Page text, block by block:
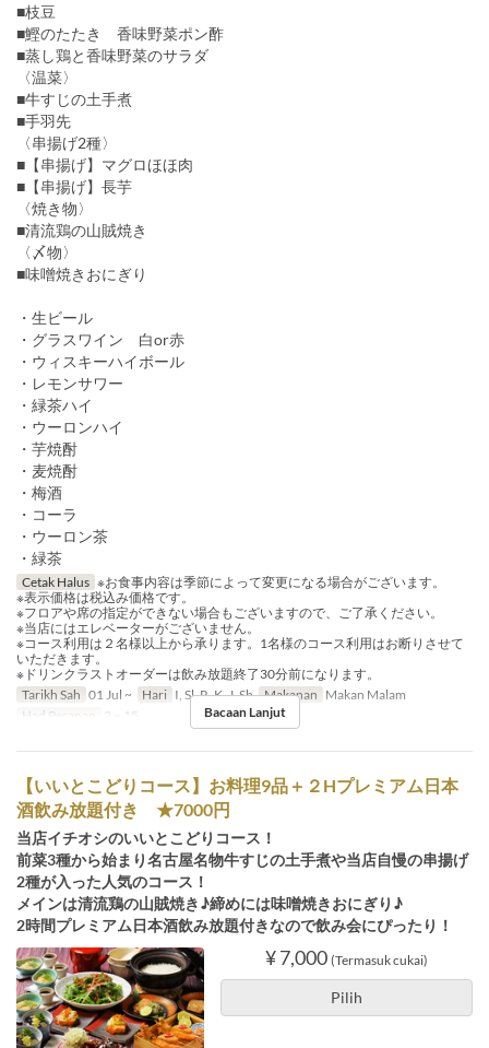
■枝豆
■鰹のたたき 香味野菜ポン酢
■蒸し鶏と香味野菜のサラダ
〈温菜〉
■牛すじの土手煮
■手羽先
〈串揚げ2種〉
■【串揚げ】マグロほほ肉
■【串揚げ】長芋
〈焼き物〉
■清流鶏の山賊焼き
〈〆物〉
■味噌焼きおにぎり
・生ビール
・グラスワイン 白or赤
・ウィスキーハイボール
・レモンサワー
・緑茶ハイ
・ウーロンハイ
・芋焼酎
・麦焼酎
・梅酒
・コーラ
・ウーロン茶
・緑茶
Cetak Halus ※お食事内容は季節によって変更になる場合がございます。
※表示価格は税込み価格です。
※フロアや席の指定ができない場合もございますので、ご了承ください。
※当店にはエレベーターがございません。
※コース利用は２名様以上から承ります。1名様のコース利用はお断りさせて
いただきます。
※ドリンクラストオーダーは飲み放題終了30分前になります。
Tarikh Sah 01 Jul ~ Hari I, Sl, R, K, J, Sb Makanan Makan Malam
Had Pesanan
2 ~ 15 Bacaan Lanjut
【いいとこどりコース】お料理9品＋２Hプレミアム日本
酒飲み放題付き ★7000円
当店イチオシのいいとこどりコース！
前菜3種から始まり名古屋名物牛すじの土手煮や当店自慢の串揚げ
2種が入った人気のコース！
メインは清流鶏の山賊焼き♪締めには味噌焼きおにぎり♪
2時間プレミアム日本酒飲み放題付きなので飲み会にぴったり！
¥ 7,000 (Termasuk cukai)
Pilih